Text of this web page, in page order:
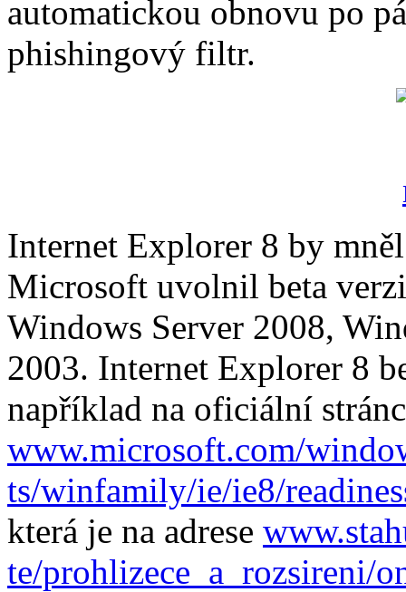
automatickou obnovu po
phishingový filtr.
Internet Explorer 8 by
Microsoft uvolnil beta
Windows Server 2008,
2003. Internet Explorer 8
například na oficiální
www.microsoft.com/
ts/winfamily/ie/ie8/
která je na adrese
te/prohlizece_a_rozsireni/